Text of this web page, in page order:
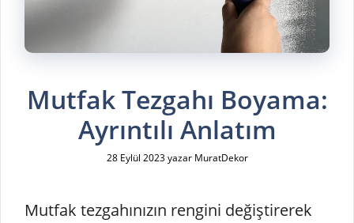
Mutfak Tezgahı Boyama:
Ayrıntılı Anlatım
28 Eylül 2023 yazar MuratDekor
Mutfak tezgahınızın rengini değiştirerek